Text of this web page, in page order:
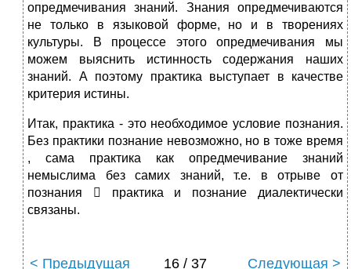
опредмечивания знаний. Знания опредмечиваются
не только в языковой форме, но и в творениях
культуры. В процессе этого опредмечивания мы
можем выяснить истинность содержания наших
знаний. А поэтому практика выступает в качестве
критерия истины.
Итак, практика - это необходимое условие познания.
Без практики познание невозможно, но в тоже время
, сама практика как опредмечивание знаний
немыслима без самих знаний, т.е. в отрыве от
познания  практика и познание диалектически
связаны.
< Предыдущая 16 / 37 Следующая >